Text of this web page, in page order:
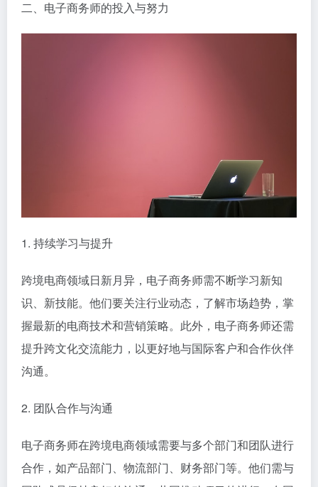
二、电子商务师的投入与努力
1. 持续学习与提升
跨境电商领域日新月异，电子商务师需不断学习新知
识、新技能。他们要关注行业动态，了解市场趋势，掌
握最新的电商技术和营销策略。此外，电子商务师还需
提升跨文化交流能力，以更好地与国际客户和合作伙伴
沟通。
2. 团队合作与沟通
电子商务师在跨境电商领域需要与多个部门和团队进行
合作，如产品部门、物流部门、财务部门等。他们需与